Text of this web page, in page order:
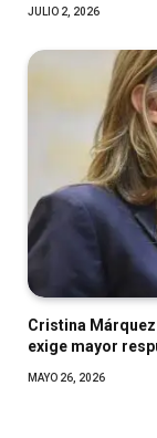
JULIO 2, 2026
Cristina
exige mayor
MAYO 26, 2026